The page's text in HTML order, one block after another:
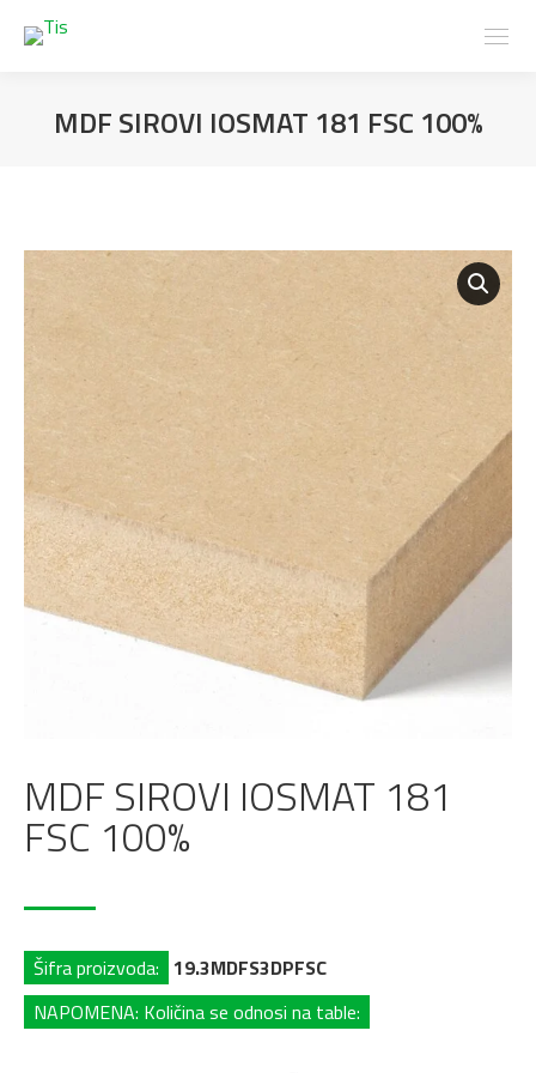
MDF SIROVI IOSMAT 181 FSC 100%
MDF SIROVI IOSMAT 181
FSC 100%
Šifra proizvoda: 19.3MDFS3DPFSC
NAPOMENA: Količina se odnosi na table: